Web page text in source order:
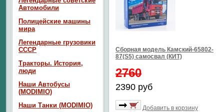
Сборная модель Камский-65802-
87(S5) самосвал (КИТ)
2760
2390 руб
Добавить в корзину
Автомобили
Полицейские машины
мира
Легендарные грузовики
СССР
Тракторы. История,
люди
Наши Автобусы
(MODIMIO)
Наши Танки (MODIMIO)